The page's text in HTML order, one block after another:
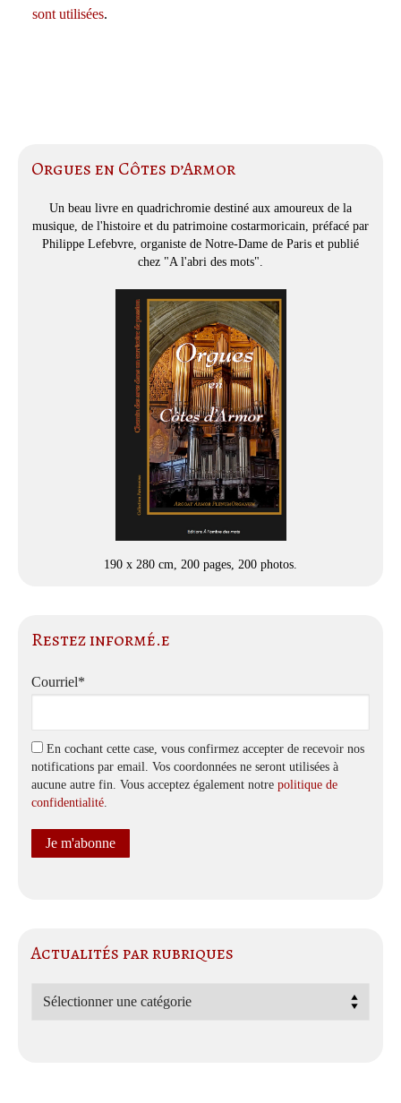
sont utilisées.
Orgues en Côtes d’Armor
Un beau livre en quadrichromie destiné aux amoureux de la
musique, de l'histoire et du patrimoine costarmoricain, préfacé par
Philippe Lefebvre, organiste de Notre-Dame de Paris et publié
chez "A l'abri des mots".
190 x 280 cm, 200 pages, 200 photos.
Restez informé.e
Courriel*
En cochant cette case, vous confirmez accepter de recevoir nos
notifications par email. Vos coordonnées ne seront utilisées à
aucune autre fin. Vous acceptez également notre politique de
confidentialité
Actualités par rubriques
Actualités